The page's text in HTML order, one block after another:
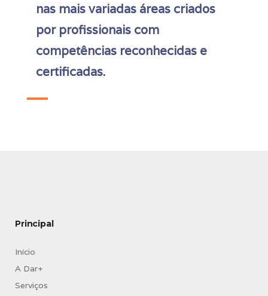
nas mais variadas áreas criados
por profissionais com
competências reconhecidas e
certificadas.
Principal
Início
A Dar+
Serviços